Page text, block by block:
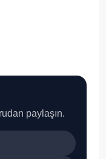
paylaşın.